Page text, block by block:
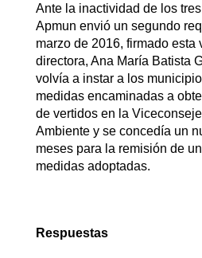
Ante la inactividad de los
Apmun envió un segundo
marzo de 2016, firmado esta
directora, Ana María Batista
volvía a instar a los
medidas encaminadas a
de vertidos en la
Ambiente y se concedía un
meses para la remisión de
medidas adoptadas.
Respuestas